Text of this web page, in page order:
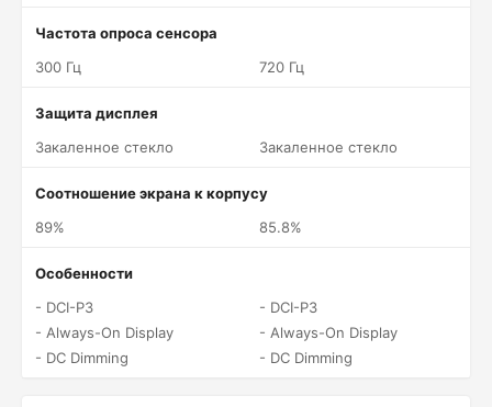
Частота опроса сенсора
300 Гц
720 Гц
Защита дисплея
Закаленное стекло
Закаленное стекло
Соотношение экрана к корпусу
89%
85.8%
Особенности
- DCI-P3
- Always-On Display
- DC Dimming
- DCI-P3
- Always-On Display
- DC Dimming